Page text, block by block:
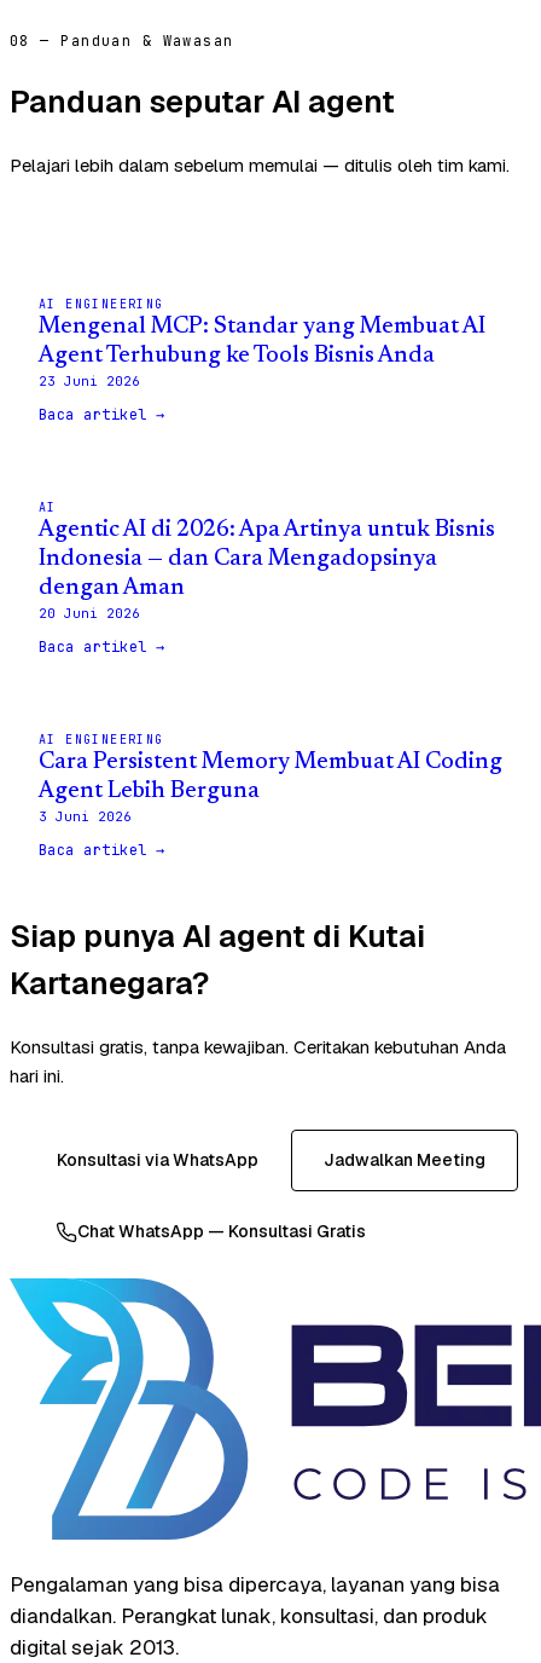
08 — Panduan & Wawasan
Panduan seputar AI agent
Pelajari lebih dalam sebelum memulai — ditulis oleh tim kami.
AI ENGINEERING
Mengenal MCP: Standar yang Membuat AI
Agent Terhubung ke Tools Bisnis Anda
23 Juni 2026
Baca artikel →
AI
Agentic AI di 2026: Apa Artinya untuk Bisnis
Indonesia — dan Cara Mengadopsinya
dengan Aman
20 Juni 2026
Baca artikel →
AI ENGINEERING
Cara Persistent Memory Membuat AI Coding
Agent Lebih Berguna
3 Juni 2026
Baca artikel →
Siap punya AI agent di Kutai
Kartanegara?
Konsultasi gratis, tanpa kewajiban. Ceritakan kebutuhan Anda
hari ini.
Konsultasi via WhatsApp Jadwalkan Meeting
Chat WhatsApp — Konsultasi Gratis
Pengalaman yang bisa dipercaya, layanan yang bisa
diandalkan. Perangkat lunak, konsultasi, dan produk
digital sejak 2013.